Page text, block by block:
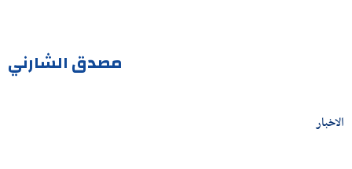
مصدق الشارني
الاخبار